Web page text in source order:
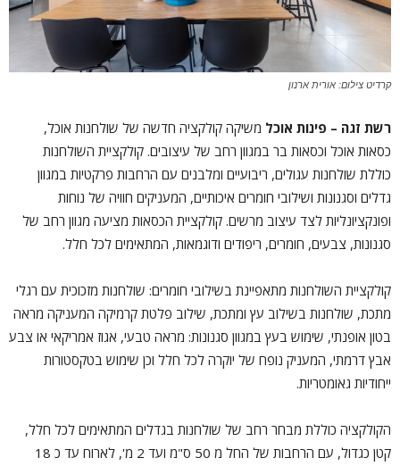
קרדיט צילום: אורית ארנון
רשת זגה – פינות אוכל משיקה קולקציה חדשה של שולחנות אוכל,
כסאות אוכל וכסאות בר במגוון רחב של עיצובים. קולקציית השולחנות
כוללת שולחנות עגולים, ריבועיים ומלבנים עם הרחבות פרקטיות במגוון
גדלים וסגנונות ושילובי חומרים איכותיים, המעניקים חוויה של נוחות
ופונקציונליות לצד עיצוב מרשים. קולקציית הכסאות מציעה מגוון רחב של
סגנונות, צבעים, חומרים, ריפודים ודוגמאות, המתאימים לכל חלל.
קולקציית השולחנות מתאפיינת בשילובי חומרים: שולחנות מזכוכית עם רגלי
מתכת, שולחנות בשילוב עץ ומתכת, שילוב פלטת קרמיקה המעניקה מראה
בטון אופנתי, שימוש בעץ במגוון סגנונות: מראה טבעי, אגוז אמריקאי או צבע
אבץ דרמתי, המעניק נופח של יוקרה לכל חלל וכן שימוש בטקסטורות
ייחודיות גאומטריות.
הקולקציה כוללת מבחר רחב של שולחנות בגדלים המתאימים לכל חלל,
קטן כגדול, עם הרחבות של החל מ 50 ס"מ ועד 2 מ', לארוח עד כ 18